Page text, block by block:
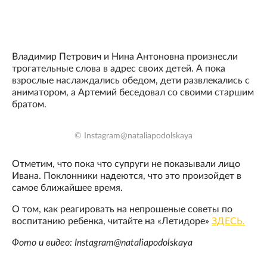
Владимир Петрович и Нина Антоновна произнесли
трогательные слова в адрес своих детей. А пока
взрослые наслаждались обедом, дети развлекались с
аниматором, а Артемий беседовал со своими старшим
братом.
© Instagram@nataliapodolskaya
Отметим, что пока что супруги не показывали лицо
Ивана. Поклонники надеются, что это произойдет в
самое ближайшее время.
О том, как реагировать на непрошеные советы по
воспитанию ребенка, читайте на «Летидоре» ЗДЕСЬ.
Фото и видео: Instagram@nataliapodolskaya